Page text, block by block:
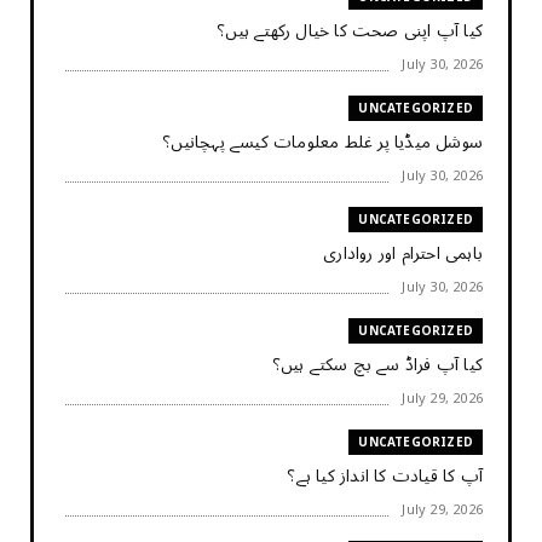
کیا آپ اپنی صحت کا خیال رکھتے ہیں؟
July 30, 2026
UNCATEGORIZED
سوشل میڈیا پر غلط معلومات کیسے پہچانیں؟
July 30, 2026
UNCATEGORIZED
باہمی احترام اور رواداری
July 30, 2026
UNCATEGORIZED
کیا آپ فراڈ سے بچ سکتے ہیں؟
July 29, 2026
UNCATEGORIZED
آپ کا قیادت کا انداز کیا ہے؟
July 29, 2026